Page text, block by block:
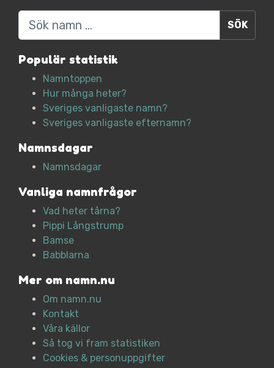
Sök
Populär statistik
Namntoppen
Hur många heter?
Sveriges vanligaste namn?
Sveriges vanligaste efternamn?
Namnsdagar
Namnsdagar
Vanliga namnfrågor
Vad heter tårna?
Pippi Långstrump
Bamse
Babblarna
Mer om namn.nu
Om namn.nu
Kontakt
Våra källor
Så tog vi fram statistiken
Cookies & personuppgifter